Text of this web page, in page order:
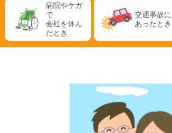
病院やケガ
で
会社を休ん
だとき
交通事故に
あったとき